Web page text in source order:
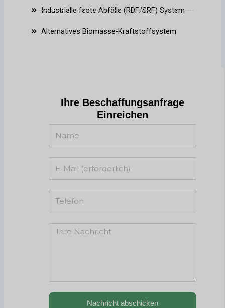
Industrielle feste Abfälle (RDF/SRF) System
Alternatives Biomasse-Kraftstoffsystem
Ihre Beschaffungsanfrage
Einreichen
Nachricht abschicken